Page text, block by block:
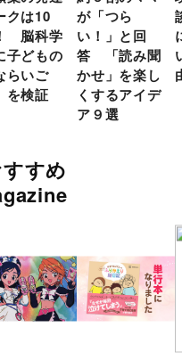
クは10
脳科学
子どもの
らいご
を検証
が「つら
い！」と回
答 「読み聞
かせ」を楽し
くするアイデ
ア９選
すめ